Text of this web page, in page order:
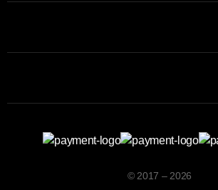
© 2017 – 2026